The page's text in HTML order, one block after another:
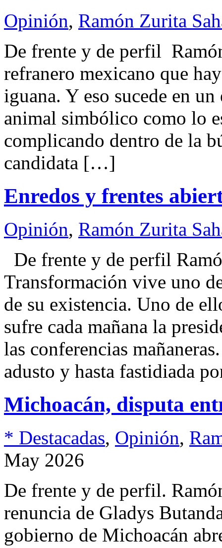
Opinión, Ramón Zurita
De frente y de perfil
refranero mexicano que
iguana. Y eso sucede en
animal simbólico como lo
complicando dentro de la
candidata […]
Enredos y frentes
Opinión, Ramón Zurita
De frente y de perfil
Transformación vive uno
de su existencia. Uno de
sufre cada mañana la
las conferencias
adusto y hasta fastidiada
Michoacán, disputa
* Destacadas, Opinión,
May 2026
De frente y de perfil.
renuncia de Gladys
gobierno de Michoacán